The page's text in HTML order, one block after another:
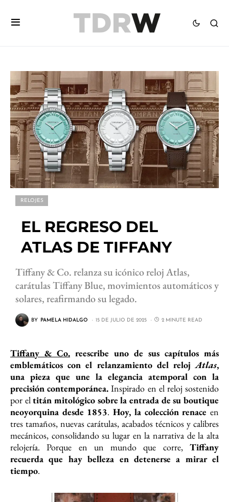
RELOJES
EL REGRESO DEL
ATLAS DE TIFFANY
Tiffany & Co. relanza su icónico reloj Atlas,
carátulas Tiffany Blue, movimientos automáticos y
solares, reafirmando su legado.
BY PAMELA HIDALGO 15 DE JULIO DE 2025 2 MINUTE READ
Tiffany & Co. reescribe uno de sus capítulos más
emblemáticos con el relanzamiento del relojAtlas,
una pieza que une la elegancia atemporal con la
precisión contemporánea. Inspirado en el reloj sostenido
por eltitán mitológico sobre la entrada de su boutique
neoyorquina desde 1853.Hoy, la colección renace en
tres tamaños, nuevas carátulas, acabados técnicos y calibres
mecánicos, consolidando su lugar en la narrativa de la alta
relojería. Porque en un mundo que corre, Tiffany
recuerda que hay belleza en detenerse a mirar el
tiempo.